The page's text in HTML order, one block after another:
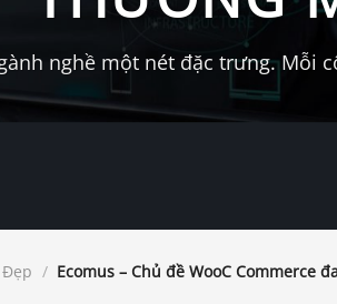
nghề một nét đặc trưng. Mỗi
Đẹp / Ecomus – Chủ đề WooC Commerce